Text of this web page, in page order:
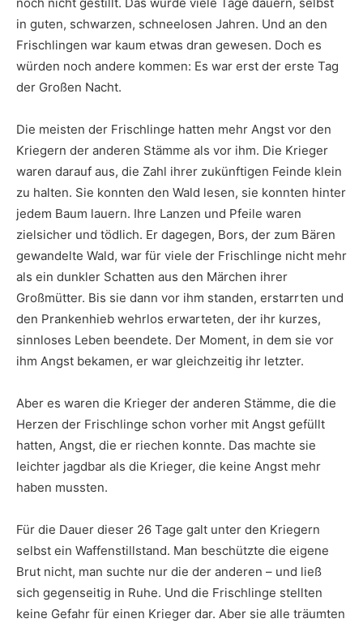
noch nicht gestillt. Das würde viele Tage dauern, selbst
in guten, schwarzen, schneelosen Jahren. Und an den
Frischlingen war kaum etwas dran gewesen. Doch es
würden noch andere kommen: Es war erst der erste Tag
der Großen Nacht.
Die meisten der Frischlinge hatten mehr Angst vor den
Kriegern der anderen Stämme als vor ihm. Die Krieger
waren darauf aus, die Zahl ihrer zukünftigen Feinde klein
zu halten. Sie konnten den Wald lesen, sie konnten hinter
jedem Baum lauern. Ihre Lanzen und Pfeile waren
zielsicher und tödlich. Er dagegen, Bors, der zum Bären
gewandelte Wald, war für viele der Frischlinge nicht mehr
als ein dunkler Schatten aus den Märchen ihrer
Großmütter. Bis sie dann vor ihm standen, erstarrten und
den Prankenhieb wehrlos erwarteten, der ihr kurzes,
sinnloses Leben beendete. Der Moment, in dem sie vor
ihm Angst bekamen, er war gleichzeitig ihr letzter.
Aber es waren die Krieger der anderen Stämme, die die
Herzen der Frischlinge schon vorher mit Angst gefüllt
hatten, Angst, die er riechen konnte. Das machte sie
leichter jagdbar als die Krieger, die keine Angst mehr
haben mussten.
Für die Dauer dieser 26 Tage galt unter den Kriegern
selbst ein Waffenstillstand. Man beschützte die eigene
Brut nicht, man suchte nur die der anderen – und ließ
sich gegenseitig in Ruhe. Und die Frischlinge stellten
keine Gefahr für einen Krieger dar. Aber sie alle träumten